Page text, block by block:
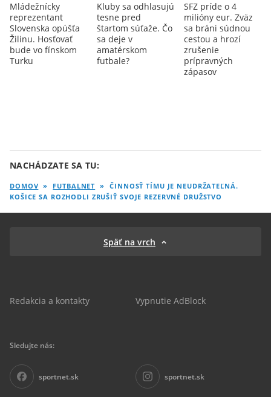
Mládežnícky
reprezentant
Slovenska opúšťa
Žilinu. Hosťovať
bude vo fínskom
Turku
Kluby sa odhlasujú
tesne pred
štartom súťaže. Čo
sa deje v
amatérskom
futbale?
SFZ príde o 4
milióny eur. Zväz
sa bráni súdnou
cestou a hrozí
zrušenie
prípravných
zápasov
NACHÁDZATE SA TU:
DOMOV » FUTBALNET »
ČINNOSŤ TÍMU JE NEUDRŽATEĽNÁ.
KOŠICE SA ROZHODLI ZRUŠIŤ SVOJE REZERVNÉ DRUŽSTVO
Späť na vrch
Redakcia a kontakty Vypnutie AdBlock
Sledujte nás:
sportnet.sk sportnet.sk